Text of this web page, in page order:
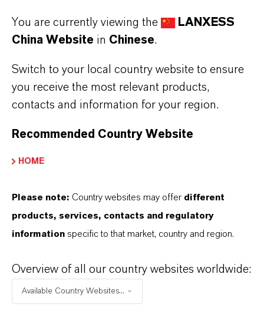
关注本土创新
2017年，朗盛成功收购美国特种化学品公司科
聚亚，大大丰富了其添加剂产品组合。目前，
朗盛润滑油添加剂业务部拥有约600种产品，
殊成品油的全面产品线。该业务部在北美、欧
洲和亚洲设有
位于上海的朗盛亚太应用开发中心（
包含了润滑油添加剂业务部的创新中心，专注
于本地研发。该中心开发的全球首款聚脲
专利，树立了行业新标杆。这项创新不仅有望
替代现有的聚脲润滑脂，还可将磺酸钙润滑脂
You are currently viewing the
LANXESS
China Website in Chinese.
Switch to your local country website to ensure
you receive the most relevant products,
contacts and information for your region.
Recommended Country Website
HOME
Please note: Country websites may offer different
products, services, contacts and regulatory
information specific to that market, country and region.
Overview of all our country websites worldwide:
Available Country Websites...